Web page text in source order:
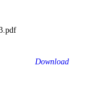
Download